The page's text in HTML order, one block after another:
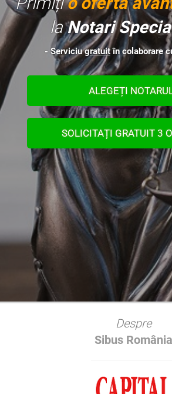
laNotari
- Serviciugratuitîn colaborare
ALEGEȚI
SOLICITAȚI GRATUIT 3
Despre
Sibus România